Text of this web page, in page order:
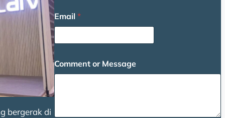
bergerak di
g
e
m
i
l
Email *
Comment or Message